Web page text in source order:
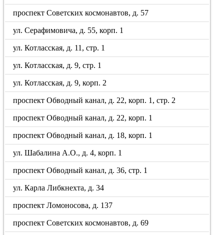
проспект Советских космонавтов, д. 57
ул. Серафимовича, д. 55, корп. 1
ул. Котласская, д. 11, стр. 1
ул. Котласская, д. 9, стр. 1
ул. Котласская, д. 9, корп. 2
проспект Обводный канал, д. 22, корп. 1, стр. 2
проспект Обводный канал, д. 22, корп. 1
проспект Обводный канал, д. 18, корп. 1
ул. Шабалина А.О., д. 4, корп. 1
проспект Обводный канал, д. 36, стр. 1
ул. Карла Либкнехта, д. 34
проспект Ломоносова, д. 137
проспект Советских космонавтов, д. 69